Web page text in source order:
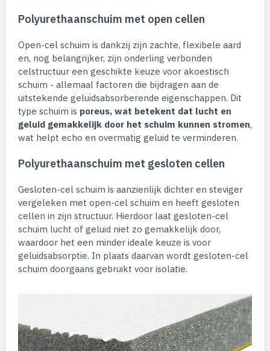
Polyurethaanschuim met open cellen
Open-cel schuim is dankzij zijn zachte, flexibele aard
en, nog belangrijker, zijn onderling verbonden
celstructuur een geschikte keuze voor akoestisch
schuim - allemaal factoren die bijdragen aan de
uitstekende geluidsabsorberende eigenschappen. Dit
type schuim is poreus, wat betekent dat lucht en
geluid gemakkelijk door het schuim kunnen stromen,
wat helpt echo en overmatig geluid te verminderen.
Polyurethaanschuim met gesloten cellen
Gesloten-cel schuim is aanzienlijk dichter en steviger
vergeleken met open-cel schuim en heeft gesloten
cellen in zijn structuur. Hierdoor laat gesloten-cel
schuim lucht of geluid niet zo gemakkelijk door,
waardoor het een minder ideale keuze is voor
geluidsabsorptie. In plaats daarvan wordt gesloten-cel
schuim doorgaans gebruikt voor isolatie.